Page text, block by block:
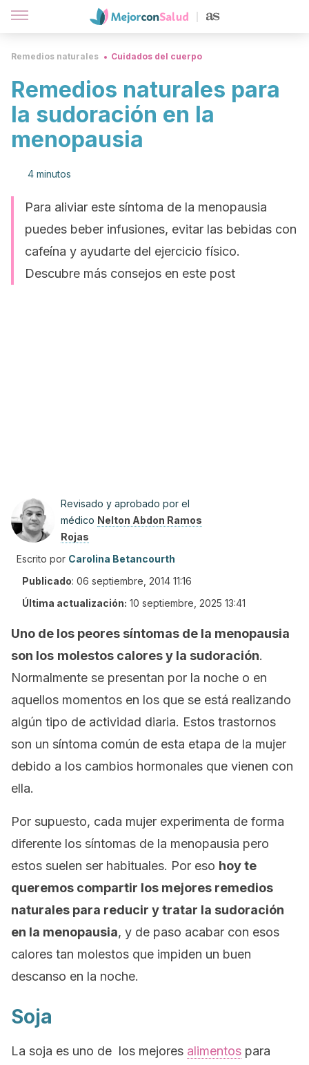
Remedios naturales Cuidados del cuerpo
Remedios naturales para
la sudoración en la
menopausia
4 minutos
Para aliviar este síntoma de la menopausia
puedes beber infusiones, evitar las bebidas con
cafeína y ayudarte del ejercicio físico.
Descubre más consejos en este post
Revisado y aprobado por el
médico Nelton Abdon Ramos
Rojas
Escrito por Carolina Betancourth
Publicado: 06 septiembre, 2014 11:16
Última actualización: 10 septiembre, 2025 13:41
Uno de los peores síntomas de la menopausia
son los molestos calores y la sudoración.
Normalmente se presentan por la noche o en
aquellos momentos en los que se está realizando
algún tipo de actividad diaria. Estos trastornos
son un síntoma común de esta etapa de la mujer
debido a los cambios hormonales que vienen con
ella.
Por supuesto, cada mujer experimenta de forma
diferente los síntomas de la menopausia pero
estos suelen ser habituales. Por eso hoy te
queremos compartir los mejores remedios
naturales para reducir y tratar la sudoración
en la menopausia, y de paso acabar con esos
calores tan molestos que impiden un buen
descanso en la noche.
Soja
La soja es uno de los mejores alimentos para